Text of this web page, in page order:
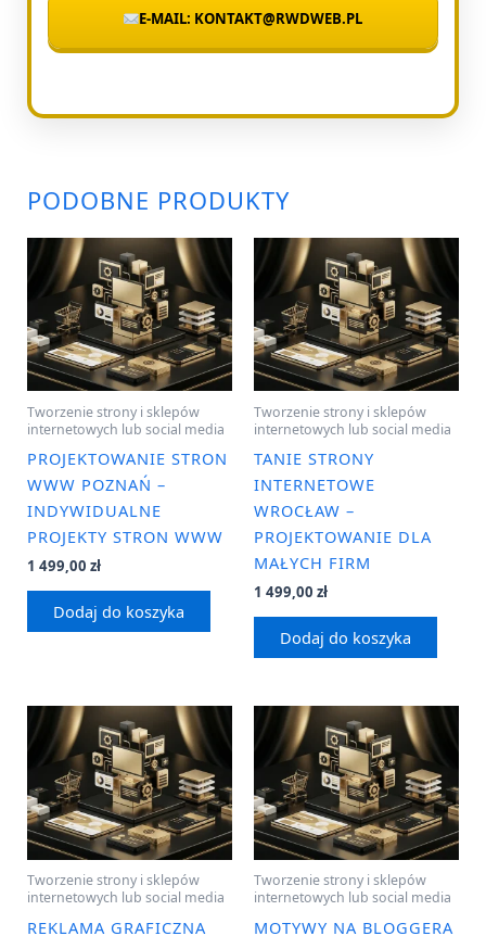
E-MAIL: KONTAKT@RWDWEB.PL
PODOBNE PRODUKTY
Tworzenie strony i sklepów
internetowych lub social media
PROJEKTOWANIE STRON
WWW POZNAŃ –
INDYWIDUALNE
PROJEKTY STRON WWW
1 499,00 zł
Dodaj do koszyka
Tworzenie strony i sklepów
internetowych lub social media
TANIE STRONY
INTERNETOWE
WROCŁAW –
PROJEKTOWANIE DLA
MAŁYCH FIRM
1 499,00 zł
Dodaj do koszyka
Tworzenie strony i sklepów
internetowych lub social media
REKLAMA GRAFICZNA
Tworzenie strony i sklepów
internetowych lub social media
MOTYWY NA BLOGGERA